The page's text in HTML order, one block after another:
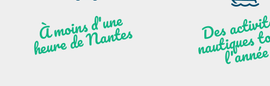
À
moi
ns
d'u
ne
heu
re
de
N
a
ntes quesnée